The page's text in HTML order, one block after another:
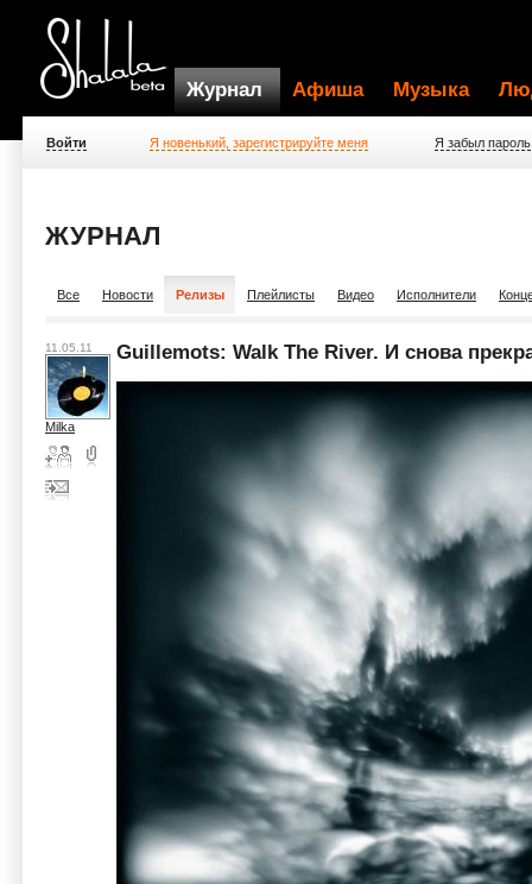
Журнал Афиша Музыка
Войти Я новенький, зарегистрируйте меня Я забыл пароль
ЖУРНАЛ
Все Новости Релизы Плейлисты Видео Исполнители
11.05.11
Milka
Guillemots: Walk The River. И снова